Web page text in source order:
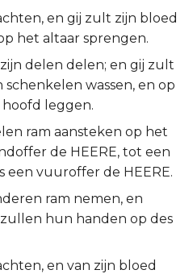
en gij zult zijn bloed
het altaar sprengen.
delen delen; en gij zult
wassen, en op
hoofd leggen.
ram aansteken op het
de HEERE, tot een
een vuuroffer de HEERE.
ram nemen, en
hun handen op des
en van zijn bloed